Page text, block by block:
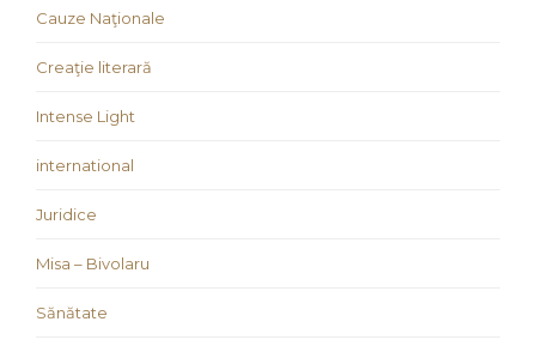
Cauze Naţionale
Creaţie literară
Intense Light
international
Juridice
Misa – Bivolaru
Sănătate